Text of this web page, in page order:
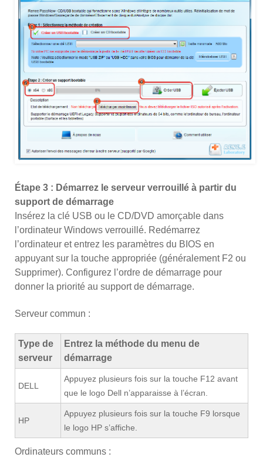
Étape 3 : Démarrez le serveur verrouillé à partir du
support de démarrage
Insérez la clé USB ou le CD/DVD amorçable dans
l’ordinateur Windows verrouillé. Redémarrez
l’ordinateur et entrez les paramètres du BIOS en
appuyant sur la touche appropriée (généralement F2 ou
Supprimer). Configurez l’ordre de démarrage pour
donner la priorité au support de démarrage.
Serveur commun :
Type de
serveur
Entrez la méthode du menu de
démarrage
DELL
Appuyez plusieurs fois sur la touche F12 avant
que le logo Dell n’apparaisse à l’écran.
HP
Appuyez plusieurs fois sur la touche F9 lorsque
le logo HP s’affiche.
Ordinateurs communs :